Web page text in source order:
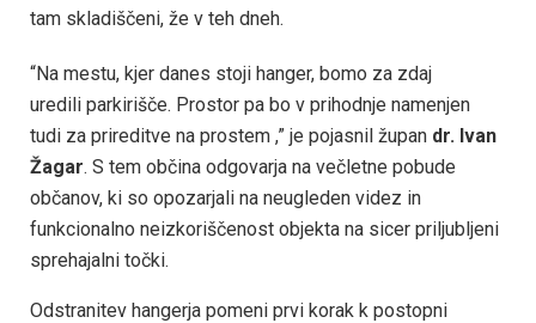
tam skladiščeni, že v teh dneh.
“Na mestu, kjer danes stoji hanger, bomo za zdaj
uredili parkirišče. Prostor pa bo v prihodnje namenjen
tudi za prireditve na prostem ,” je pojasnil župan dr. Ivan
Žagar. S tem občina odgovarja na večletne pobude
občanov, ki so opozarjali na neugleden videz in
funkcionalno neizkoriščenost objekta na sicer priljubljeni
sprehajalni točki.
Odstranitev hangerja pomeni prvi korak k postopni